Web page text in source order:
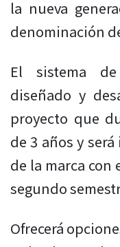
la nueva
denominación
El sistema
diseñado y
proyecto que
de 3 años y
de la marca con
segundo
Ofrecerá